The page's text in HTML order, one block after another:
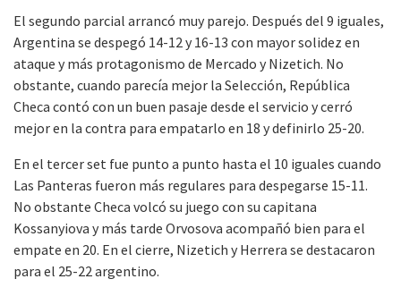
El segundo parcial arrancó muy parejo. Después del 9 iguales,
Argentina se despegó 14-12 y 16-13 con mayor solidez en
ataque y más protagonismo de Mercado y Nizetich. No
obstante, cuando parecía mejor la Selección, República
Checa contó con un buen pasaje desde el servicio y cerró
mejor en la contra para empatarlo en 18 y definirlo 25-20.
En el tercer set fue punto a punto hasta el 10 iguales cuando
Las Panteras fueron más regulares para despegarse 15-11.
No obstante Checa volcó su juego con su capitana
Kossanyiova y más tarde Orvosova acompañó bien para el
empate en 20. En el cierre, Nizetich y Herrera se destacaron
para el 25-22 argentino.